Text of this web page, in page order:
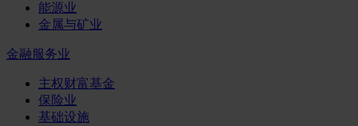
能源业
金属与矿业
金融服务业
主权财富基金
保险业
基础设施